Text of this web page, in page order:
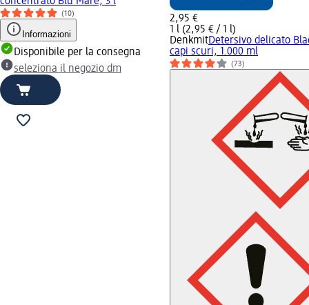
(10)
Informazioni
Disponibile per la consegna
seleziona il negozio dm
2,95 €
1 l (2,95 € / 1 l)
DenkmitDetersivo delicato
capi scuri, 1.000 ml
(73)